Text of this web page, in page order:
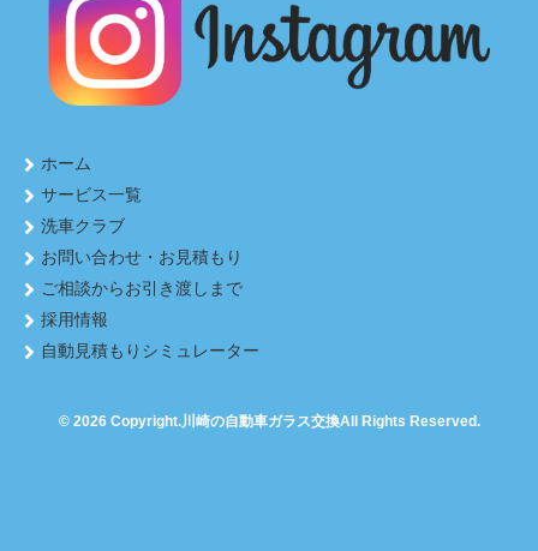
ホーム
サービス一覧
洗車クラブ
お問い合わせ・お見積もり
ご相談からお引き渡しまで
採用情報
自動見積もりシミュレーター
© 2026 Copyright.川崎の自動車ガラス交換All Rights Reserved.